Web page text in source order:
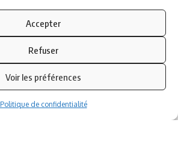
Accepter
Refuser
Voir les préférences
Politique de confidentialité